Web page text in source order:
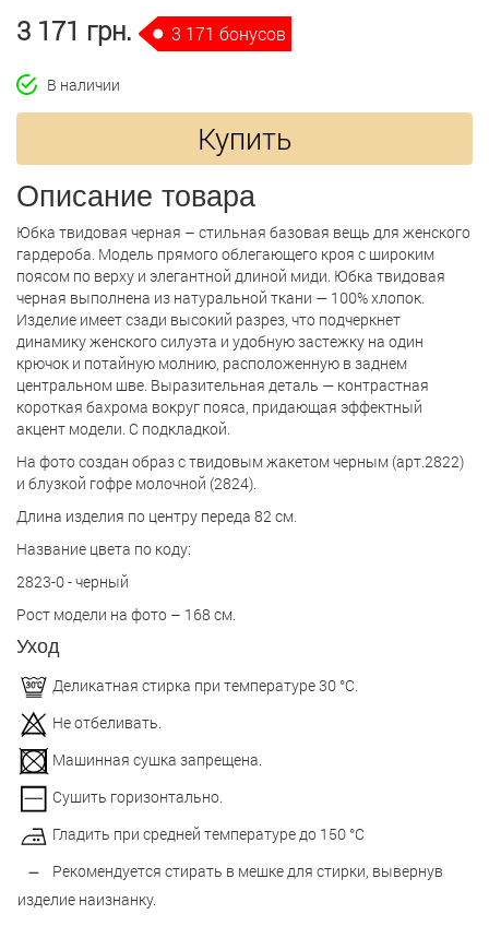
3 171 грн. 3 171 бонусов
В наличии
Купить
Описание товара
Юбка твидовая черная – стильная базовая вещь для женского
гардероба. Модель прямого облегающего кроя с широким
поясом по верху и элегантной длиной миди. Юбка твидовая
черная выполнена из натуральной ткани — 100% хлопок.
Изделие имеет сзади высокий разрез, что подчеркнет
динамику женского силуэта и удобную застежку на один
крючок и потайную молнию, расположенную в заднем
центральном шве. Выразительная деталь — контрастная
короткая бахрома вокруг пояса, придающая эффектный
акцент модели. С подкладкой.
На фото создан образ с твидовым жакетом черным (арт.2822)
и блузкой гофре молочной (2824).
Длина изделия по центру переда 82 см.
Название цвета по коду:
2823-0 - черный
Рост модели на фото – 168 см.
Уход
Деликатная стирка при температуре 30 °С.
Не отбеливать.
Машинная сушка запрещена.
Сушить горизонтально.
Гладить при средней температуре до 150 °С
Рекомендуется стирать в мешке для стирки, вывернув
изделие наизнанку.